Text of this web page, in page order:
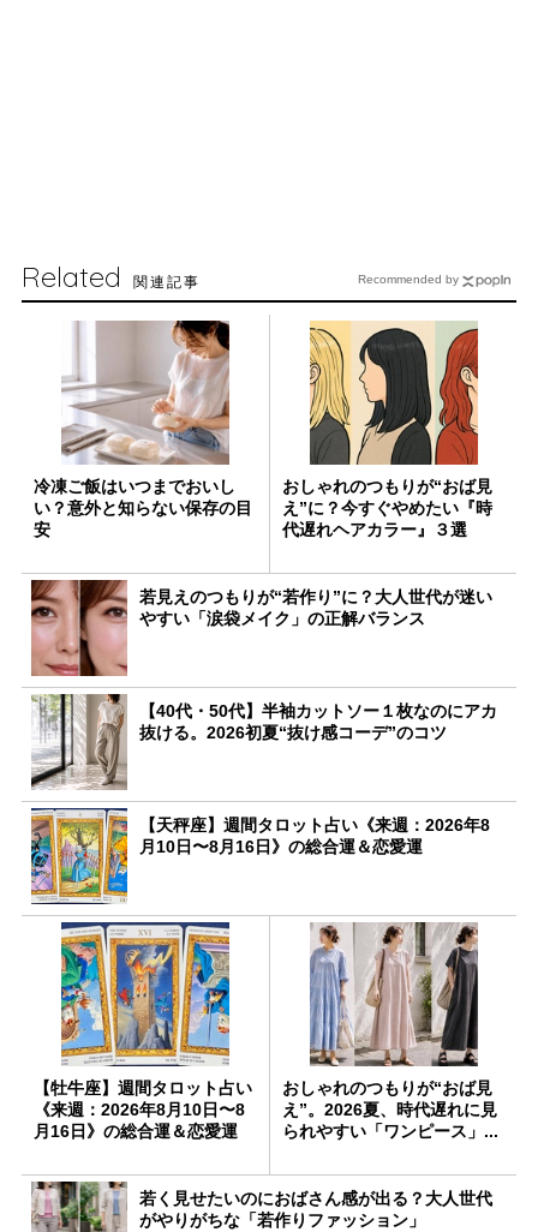
Related 関連記事
冷凍ご飯はいつまでおいし
い？意外と知らない保存の目
安
おしゃれのつもりが“おば見
え”に？今すぐやめたい『時
代遅れヘアカラー』３選
若見えのつもりが“若作り”に？大人世代が迷い
やすい「涙袋メイク」の正解バランス
【40代・50代】半袖カットソー１枚なのにアカ
抜ける。2026初夏“抜け感コーデ”のコツ
【天秤座】週間タロット占い《来週：2026年8
月10日〜8月16日》の総合運＆恋愛運
【牡牛座】週間タロット占い
《来週：2026年8月10日〜8
月16日》の総合運＆恋愛運
おしゃれのつもりが“おば見
え”。2026夏、時代遅れに見
られやすい「ワンピース」...
若く見せたいのにおばさん感が出る？大人世代
がやりがちな「若作りファッション」
Recommended by